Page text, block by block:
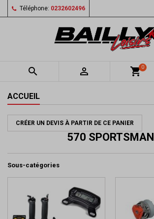
Téléphone: 0232602496
  shopping_cart0
ACCUEIL
CRÉER UN DEVIS À PARTIR DE CE PANIER
570 SPORTSMAN
Sous-catégories